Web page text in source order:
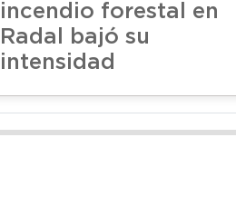
incendio forestal en
Radal bajó su
intensidad